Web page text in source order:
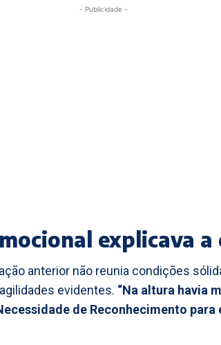
- Publicidade -
explicava a
anterior não reunia condições
evidentes. “Na altura havia
de Reconhecimento